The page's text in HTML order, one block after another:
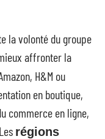
la volonté du groupe
affronter la
H&M ou
en boutique,
commerce en ligne,
régions